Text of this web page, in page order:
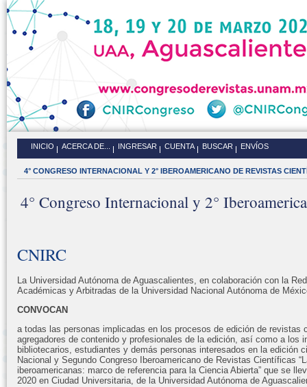
INICIO ACERCA DE... INGRESAR CUENTA BUSCAR ENVÍOS
4° CONGRESO INTERNACIONAL Y 2° IBEROAMERICANO DE REVISTAS
4° Congreso Internacional y 2°
CNIRC
La Universidad Autónoma de Aguascalientes, en colaboración con la
Académicas y Arbitradas de la Universidad Nacional Autónoma de
CONVOCAN
a todas las personas implicadas en los procesos de edición de
agregadores de contenido y profesionales de la edición, así como a los
bibliotecarios, estudiantes y demás personas interesados en la edición
Nacional y Segundo Congreso Iberoamericano de Revistas Científicas
iberoamericanas: marco de referencia para la Ciencia Abierta” que se
2020 en Ciudad Universitaria, de la Universidad Autónoma de